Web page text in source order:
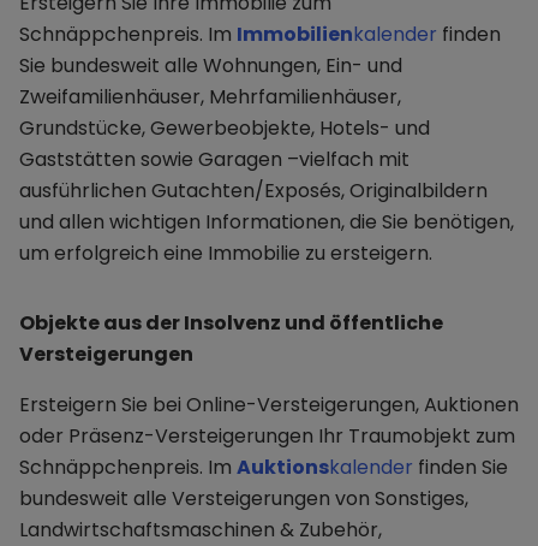
Schnäppchenpreis. Im Immobilienkalender finden
Sie bundesweit alle Wohnungen, Ein- und
Zweifamilienhäuser, Mehrfamilienhäuser,
Grundstücke, Gewerbeobjekte, Hotels- und
Gaststätten sowie Garagen –vielfach mit
ausführlichen Gutachten/Exposés, Originalbildern
und allen wichtigen Informationen, die Sie benötigen,
um erfolgreich eine Immobilie zu ersteigern.
Objekte aus der Insolvenz und öffentliche
Versteigerungen
Ersteigern Sie bei Online-Versteigerungen, Auktionen
oder Präsenz-Versteigerungen Ihr Traumobjekt zum
Schnäppchenpreis. Im Auktionskalender finden Sie
bundesweit alle Versteigerungen von Sonstiges,
Landwirtschaftsmaschinen & Zubehör,